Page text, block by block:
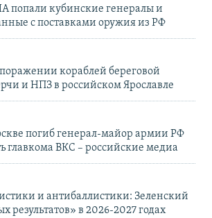
попали кубинские генералы и
с поставками оружия из РФ
кораблей береговой
и НПЗ в российском Ярославле
погиб генерал-майор армии РФ
главкома ВКС – российские медиа
и антибаллистики: Зеленский
результатов» в 2026-2027 годах